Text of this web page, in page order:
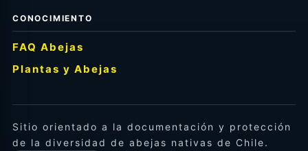
CONOCIMIENTO
FAQ Abejas
Plantas y Abejas
Sitio orientado a la documentación y protección
de la diversidad de abejas nativas de Chile.